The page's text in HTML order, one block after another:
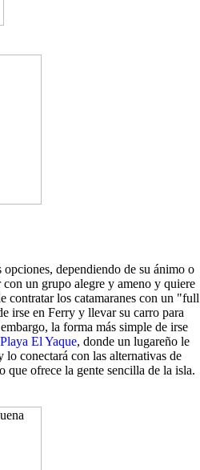
dependiendo de su ánimo o
un grupo alegre y ameno y quiere
contratar los catamaranes con un "full
irse en Ferry y llevar su carro para
la forma más simple de irse
Playa El Yaque, donde un lugareño le
conectará con las alternativas de
que ofrece la gente sencilla de la isla.